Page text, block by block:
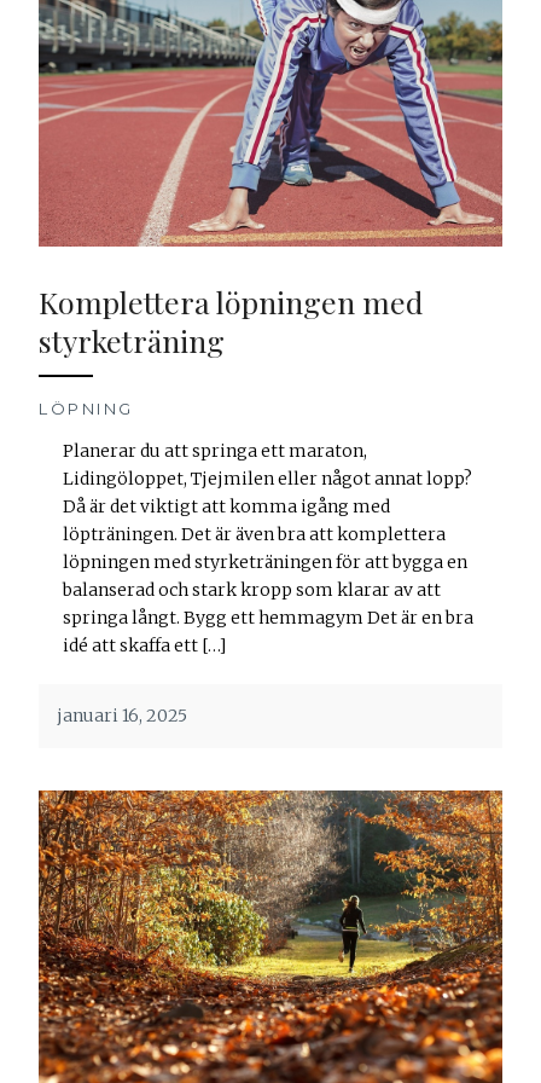
Komplettera löpningen med
styrketräning
LÖPNING
Planerar du att springa ett maraton,
Lidingöloppet, Tjejmilen eller något annat lopp?
Då är det viktigt att komma igång med
löpträningen. Det är även bra att komplettera
löpningen med styrketräningen för att bygga en
balanserad och stark kropp som klarar av att
springa långt. Bygg ett hemmagym Det är en bra
idé att skaffa ett […]
januari 16, 2025